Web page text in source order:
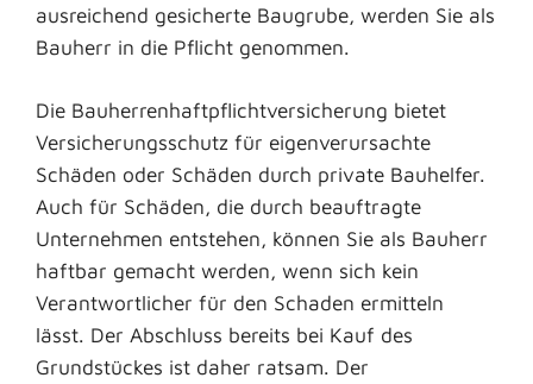
ausreichend gesicherte Baugrube, werden Sie als
Bauherr in die Pflicht genommen.
Die Bauherrenhaftpflichtversicherung bietet
Versicherungsschutz für eigenverursachte
Schäden oder Schäden durch private Bauhelfer.
Auch für Schäden, die durch beauftragte
Unternehmen entstehen, können Sie als Bauherr
haftbar gemacht werden, wenn sich kein
Verantwortlicher für den Schaden ermitteln
lässt. Der Abschluss bereits bei Kauf des
Grundstückes ist daher ratsam. Der